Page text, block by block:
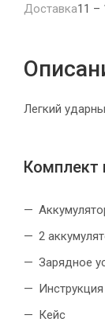
Доставка11 –
Легкий
Комплект
2
Зарядное
Инструкция
Кейс